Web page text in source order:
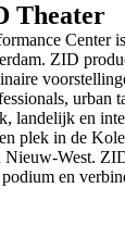
Theater
Center
ZID
urban
landelijk en
plek in de
Nieuw-West.
en